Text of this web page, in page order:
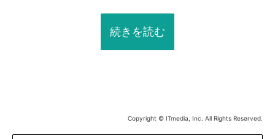
続きを読む
Copyright © ITmedia, Inc. All Rights Reserved.